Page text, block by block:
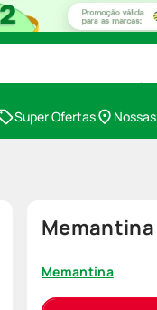
Super Ofertas
Memantina